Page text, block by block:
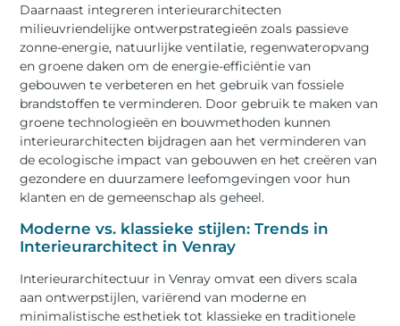
Daarnaast integreren interieurarchitecten
milieuvriendelijke ontwerpstrategieën zoals passieve
zonne-energie, natuurlijke ventilatie, regenwateropvang
en groene daken om de energie-efficiëntie van
gebouwen te verbeteren en het gebruik van fossiele
brandstoffen te verminderen. Door gebruik te maken van
groene technologieën en bouwmethoden kunnen
interieurarchitecten bijdragen aan het verminderen van
de ecologische impact van gebouwen en het creëren van
gezondere en duurzamere leefomgevingen voor hun
klanten en de gemeenschap als geheel.
Moderne vs. klassieke stijlen: Trends in
Interieurarchitect in Venray
Interieurarchitectuur in Venray omvat een divers scala
aan ontwerpstijlen, variërend van moderne en
minimalistische esthetiek tot klassieke en traditionele